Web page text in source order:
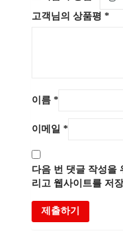
고객님의 상품평 *
이름 *
이메일 *
다음 번 댓글 작성을
리고 웹사이트를 저